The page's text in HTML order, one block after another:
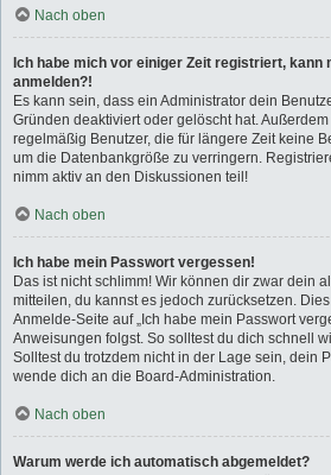
Nach oben
Ich habe mich vor einiger Zeit registriert, kann
anmelden?!
Es kann sein, dass ein Administrator dein
Gründen deaktiviert oder gelöscht hat.
regelmäßig Benutzer, die für längere Zeit keine
um die Datenbankgröße zu verringern.
nimm aktiv an den Diskussionen teil!
Nach oben
Ich habe mein Passwort vergessen!
Das ist nicht schlimm! Wir können dir zwar dein
mitteilen, du kannst es jedoch zurücksetzen.
Anmelde-Seite auf „Ich habe mein Passwort
Anweisungen folgst. So solltest du dich schnell
Solltest du trotzdem nicht in der Lage sein, dein
wende dich an die Board-Administration.
Nach oben
Warum werde ich automatisch abgemeldet?